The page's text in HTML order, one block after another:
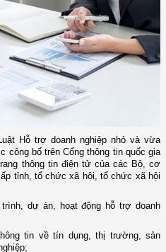
Hỗ trợ doanh nghiệp nhỏ và vừa
công bố trên Cổng thông tin quốc gia
thông tin điện tử của các Bộ, cơ
tỉnh, tổ chức xã hội, tổ chức xã hội
dự án, hoạt động hỗ trợ doanh
tin về tín dụng, thị trường, sản